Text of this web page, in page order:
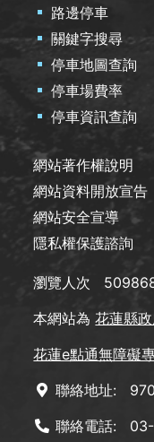
路邊停車
關鍵字搜尋
停車地圖查詢
停車場費率
停車資訊查詢
網站著作權說明
網站資料開放宣告
網站安全宣導
隱私權保護諮詢
瀏覽人次
本網站為花蓮縣
花蓮e點通無障礙
聯絡地址:
聯絡電話: